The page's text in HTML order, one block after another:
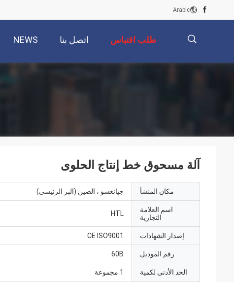
Arabic
NEWS اتصل بنا طلب اقتباس
آلة مسحوق خط إنتاج الحلوى
مكان المنشأ جيانغسو ، الصين (البر الرئيسي)
اسم العلامة
التجارية
HTL
إصدار الشهادات CE ISO9001
رقم الموديل 60B
الحد الأدنى لكمية 1 مجموعة